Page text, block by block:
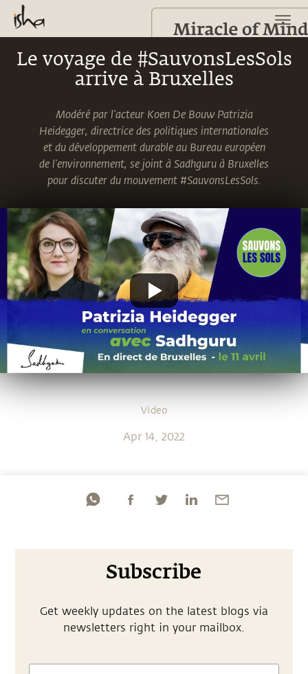
Le voyage de #SauvonsLesSols
arrive à Bruxelles
Modéré par l’acteur Koen De Bouw Patrizia
Heidegger, directrice des politiques internationales
et du développement durable au Bureau européen
de l'environnement, se joint à Sadhguru à Bruxelles
pour discuter du mouvement #SauvonsLesSols.
Video
Apr 14, 2022
Subscribe
Get weekly updates on the latest blogs via
newsletters right in your mailbox.